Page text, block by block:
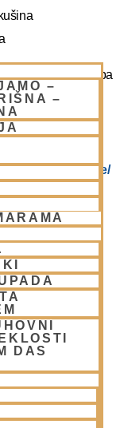
–
–
DAS
Lahko pa
parkiranje/
v